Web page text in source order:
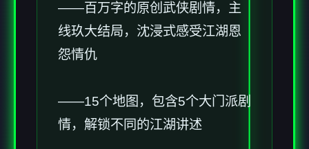
——百万字的原创武侠剧情，主
线玖大结局，沈浸式感受江湖恩
怨情仇
——15个地图，包含5个大门派剧
情，解锁不同的江湖讲述